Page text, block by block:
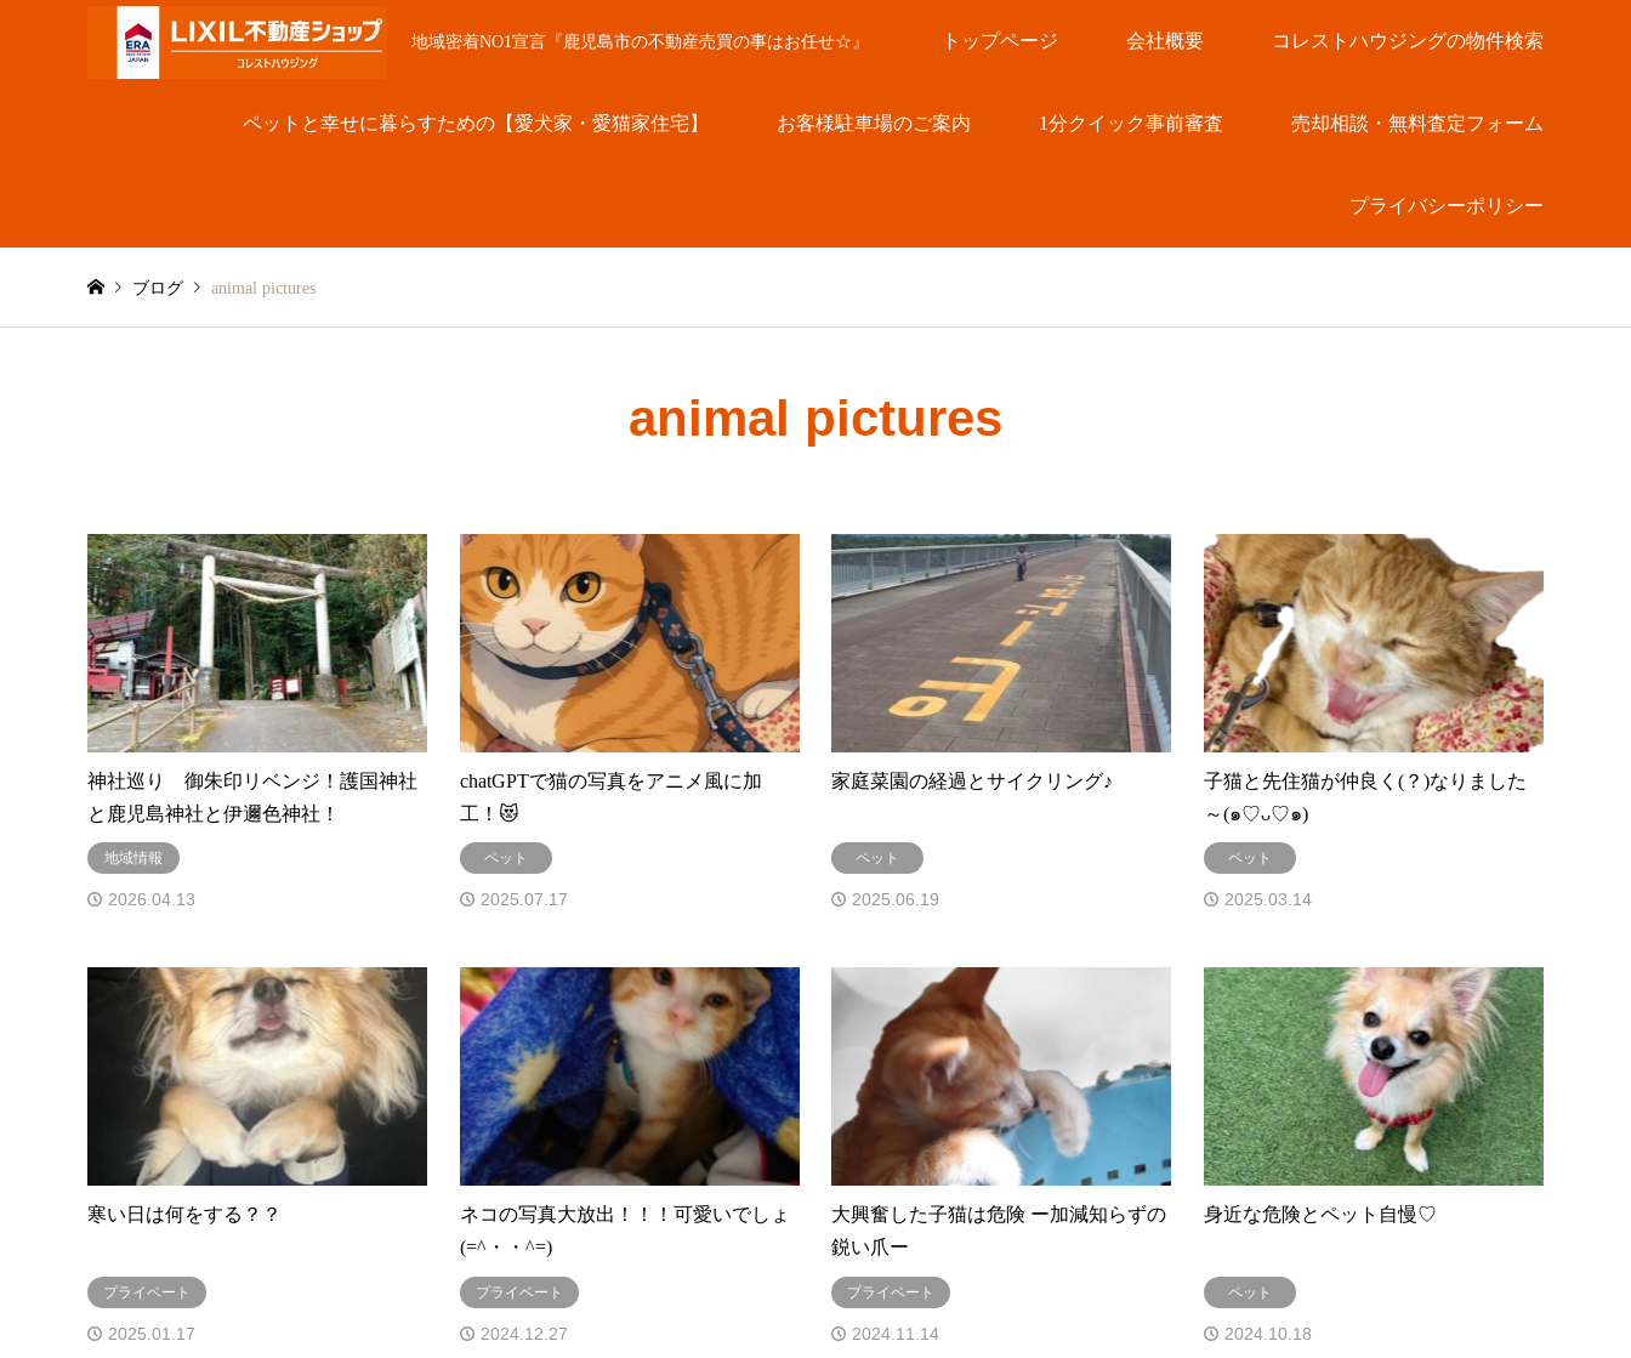
地域密着NO1宣言『鹿児島市の不動産売買の事はお任せ☆』 トップページ 会社概要 コレストハウジングの物件検索
ペットと幸せに暮らすための【愛犬家・愛猫家住宅】 お客様駐車場のご案内 1分クイック事前審査 売却相談・無料査定フォーム
プライバシーポリシー
ブログ animal pictures
animal pictures
神社巡り 御朱印リベンジ！護国神社
と鹿児島神社と伊邇色神社！
地域情報
2026.04.13
chatGPTで猫の写真をアニメ風に加
工！😻
ペット
2025.07.17
家庭菜園の経過とサイクリング♪
ペット
2025.06.19
子猫と先住猫が仲良く(？)なりました
～(๑♡ᴗ♡๑)
ペット
2025.03.14
寒い日は何をする？？
プライベート
2025.01.17
ネコの写真大放出！！！可愛いでしょ
(=^・・^=)
プライベート
2024.12.27
大興奮した子猫は危険 ー加減知らずの
鋭い爪ー
プライベート
2024.11.14
身近な危険とペット自慢♡
ペット
2024.10.18